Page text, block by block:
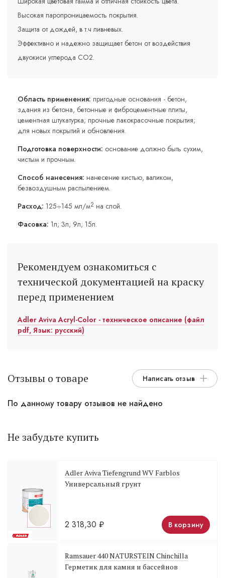
Высокая паропроницаемость покрытия.
Защита от дождей, в т.ч ливневых.
Эффективно и надежно защищает бетон от воздействия
двуокиси углерода СО2.
Область применения: пригодные основания - бетон,
здания из бетона, бетонные и фиброцементные плиты,
цементная штукатурка; прочные лакокрасочные покрытия;
для новых покрытий и обновления.
Подготовка поверхности: основание должно быть сухим,
чистым и прочным.
Способ нанесения: нанесение кистью, валиком,
безвоздушным распылением.
Расход: 125÷145 мл/м2 на слой.
Фасовка: 1л; 3л; 9л; 15л.
Рекомендуем ознакомиться с
технической документацией на краску
перед применением
Adler Aviva Acryl-Color - техническое описание (файл
pdf, Язык: русский)
Отзывы о товаре Написать отзыв
По данному товару отзывов не найдено
Не забудьте купить
Adler Aviva Tiefengrund WV Farblos
Универсальный грунт
2 318,30 ₽ В корзину
Ramsauer 440 NATURSTEIN Chinchilla
Герметик для камня и бассейнов